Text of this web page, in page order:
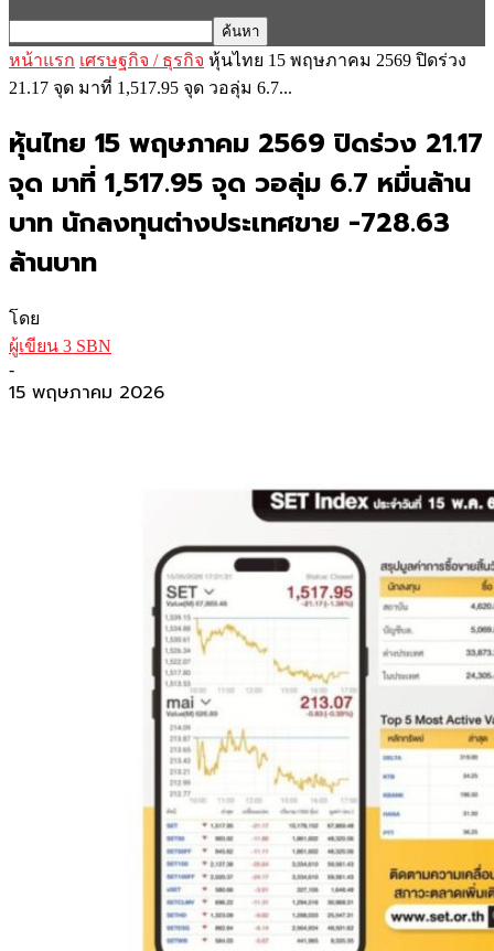
หน้าแรก เศรษฐกิจ / ธุรกิจ หุ้นไทย 15 พฤษภาคม 2569 ปิดร่วง
21.17 จุด มาที่ 1,517.95 จุด วอลุ่ม 6.7...
หุ้นไทย 15 พฤษภาคม 2569 ปิดร่วง 21.17
จุด มาที่ 1,517.95 จุด วอลุ่ม 6.7 หมื่นล้าน
บาท นักลงทุนต่างประเทศขาย -728.63
ล้านบาท
โดย
ผู้เขียน 3 SBN
-
15 พฤษภาคม 2026